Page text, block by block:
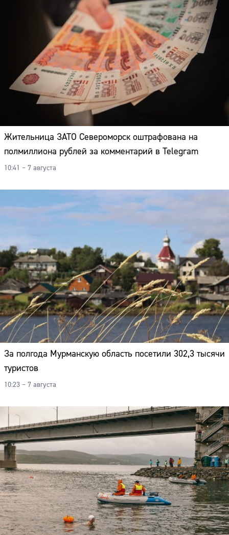
Жительница ЗАТО Североморск оштрафована на
полмиллиона рублей за комментарий в Telegram
10:41 – 7 августа
За полгода Мурманскую область посетили 302,3 тысячи
туристов
10:23 – 7 августа
Адрес:
Телефон: